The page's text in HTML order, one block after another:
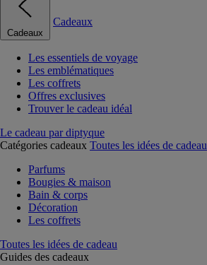
Cadeaux
Cadeaux
Les essentiels de voyage
Les emblématiques
Les coffrets
Offres exclusives
Trouver le cadeau idéal
Le cadeau par diptyque
Catégories cadeaux Toutes les idées de cadeau
Parfums
Bougies & maison
Bain & corps
Décoration
Les coffrets
Toutes les idées de cadeau
Guides des cadeaux